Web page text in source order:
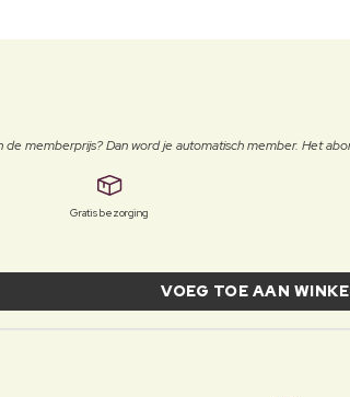
memberprijs? Dan word je automatisch member. Het
Gratis bezorging
VOEG TOE AAN